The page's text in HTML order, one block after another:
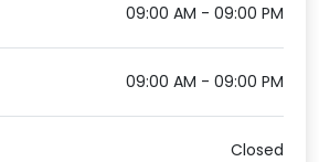
09:00 AM - 09:00 PM
09:00 AM - 09:00 PM
Closed